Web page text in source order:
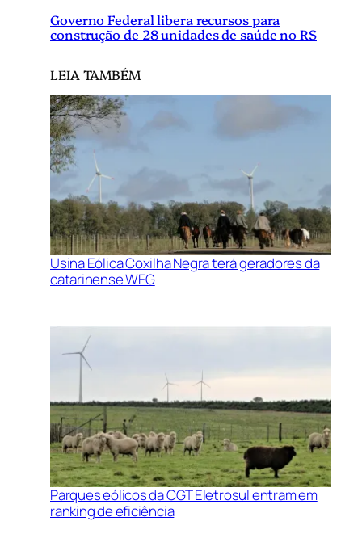
Governo Federal libera recursos para
construção de 28 unidades de saúde no RS
LEIA TAMBÉM
Usina Eólica Coxilha Negra terá geradores da
catarinense WEG
Parques eólicos da CGT Eletrosul entram em
ranking de eficiência